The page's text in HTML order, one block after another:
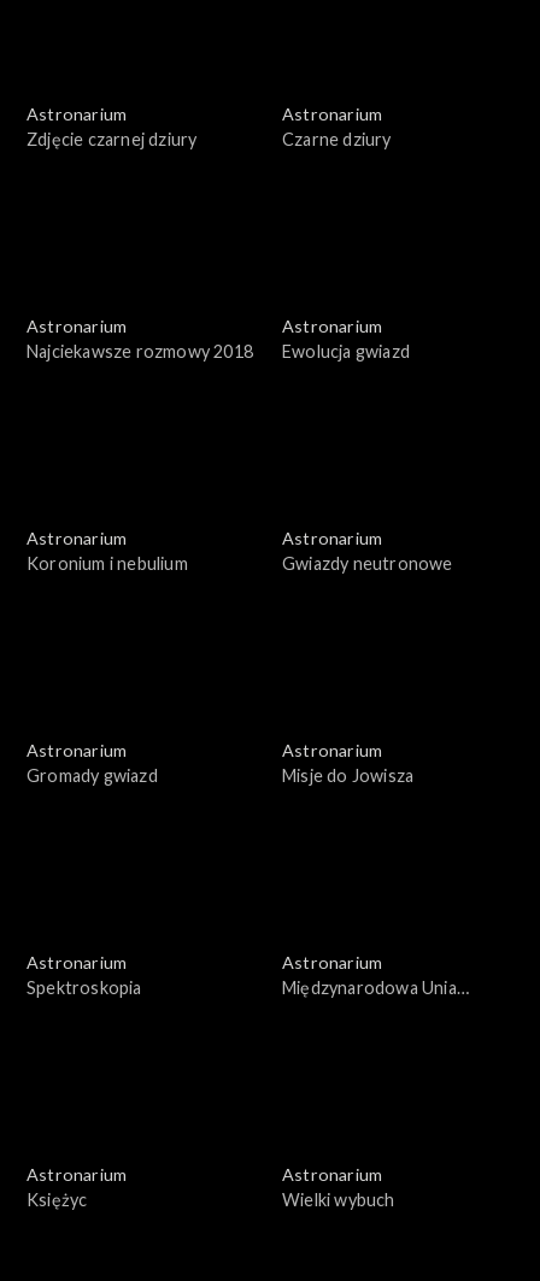
Astronarium
Zdjęcie czarnej dziury
Astronarium
Czarne dziury
Astronarium
Najciekawsze rozmowy 2018
Astronarium
Ewolucja gwiazd
Astronarium
Koronium i nebulium
Astronarium
Gwiazdy neutronowe
Astronarium
Gromady gwiazd
Astronarium
Misje do Jowisza
Astronarium
Spektroskopia
Astronarium
Międzynarodowa Unia
Astronarium
Księżyc
Astronarium
Wielki wybuch